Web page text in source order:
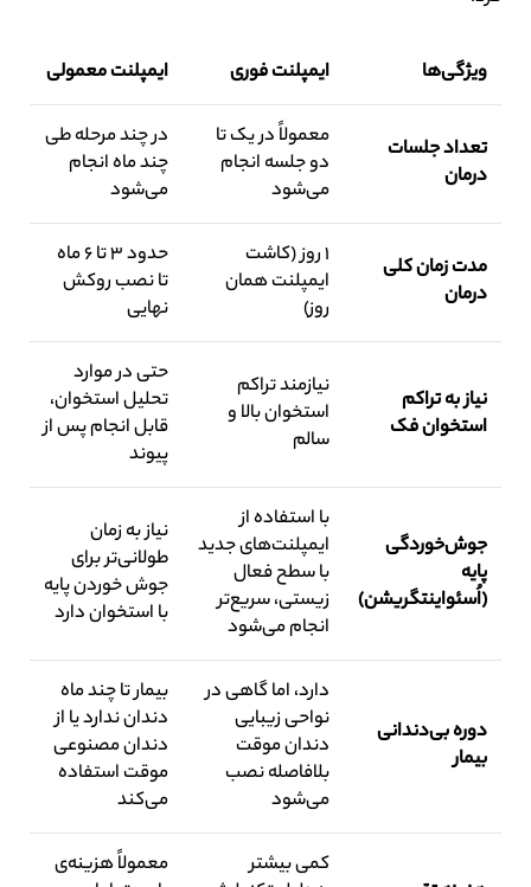
ویژگی‌ها ایمپلنت فوری ایمپلنت معمولی
تعداد جلسات
درمان
معمولاً در یک تا
دو جلسه انجام
می‌شود
در چند مرحله طی
چند ماه انجام
می‌شود
مدت زمان کلی
درمان
۱ روز (کاشت
ایمپلنت همان
روز)
حدود ۳ تا ۶ ماه
تا نصب روکش
نهایی
نیاز به تراکم
استخوان فک
نیازمند تراکم
استخوان بالا و
سالم
حتی در موارد
تحلیل استخوان،
قابل انجام پس از
پیوند
جوش‌خوردگی
پایه
(اُسئواینتگریشن)
با استفاده از
ایمپلنت‌های جدید
با سطح فعال
زیستی، سریع‌تر
انجام می‌شود
نیاز به زمان
طولانی‌تر برای
جوش خوردن پایه
با استخوان دارد
دوره بی‌دندانی
بیمار
دارد، اما گاهی در
نواحی زیبایی
دندان موقت
بلافاصله نصب
می‌شود
بیمار تا چند ماه
دندان ندارد یا از
دندان مصنوعی
موقت استفاده
می‌کند
کمی بیشتر
معمولاً هزینه‌ی